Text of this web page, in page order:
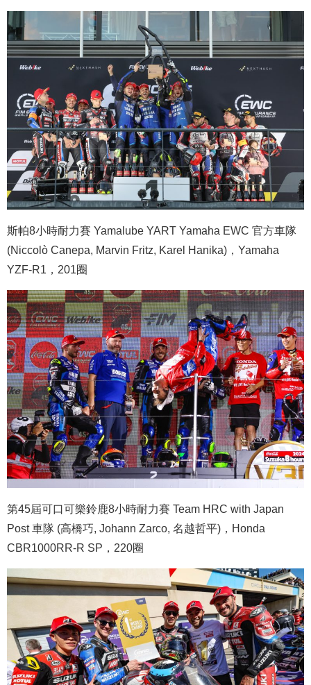
斯帕8小時耐力賽 Yamalube YART Yamaha EWC 官方車隊
(Niccolò Canepa, Marvin Fritz, Karel Hanika)，Yamaha
YZF-R1，201圈
第45屆可口可樂鈴鹿8小時耐力賽 Team HRC with Japan
Post 車隊 (高橋巧, Johann Zarco, 名越哲平)，Honda
CBR1000RR-R SP，220圈